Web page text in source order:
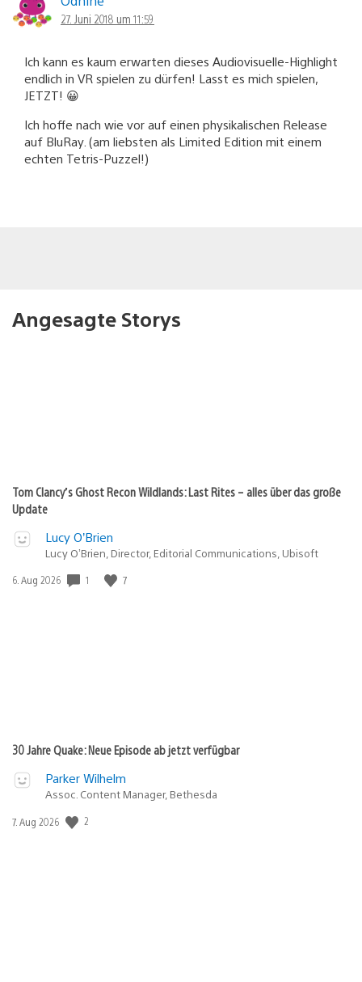
27. Juni 2018 um 11:59
Ich kann es kaum erwarten dieses Audiovisuelle-Highlight
endlich in VR spielen zu dürfen! Lasst es mich spielen,
JETZT! 😀
Ich hoffe nach wie vor auf einen physikalischen Release
auf BluRay. (am liebsten als Limited Edition mit einem
echten Tetris-Puzzel!)
Angesagte Storys
Tom Clancy’s Ghost Recon Wildlands: Last Rites – alles über das große
Update
Lucy O’Brien
Lucy O’Brien, Director, Editorial Communications, Ubisoft
Veröffentlichungsdatum:
6. Aug 2026 1 7
30 Jahre Quake: Neue Episode ab jetzt verfügbar
Parker Wilhelm
Assoc. Content Manager, Bethesda
Veröffentlichungsdatum:
7. Aug 2026 2